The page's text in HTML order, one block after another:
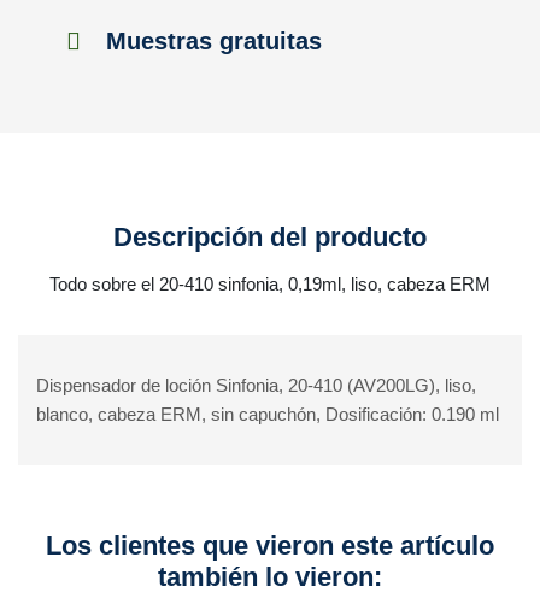
Muestras gratuitas
Descripción del producto
Todo sobre el 20-410 sinfonia, 0,19ml, liso, cabeza ERM
Dispensador de loción Sinfonia, 20-410 (AV200LG), liso,
blanco, cabeza ERM, sin capuchón, Dosificación: 0.190 ml
Los clientes que vieron este artículo
también lo vieron: